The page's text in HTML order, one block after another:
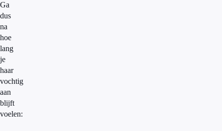
Ga
dus
na
hoe
lang
je
haar
vochtig
aan
blijft
voelen: